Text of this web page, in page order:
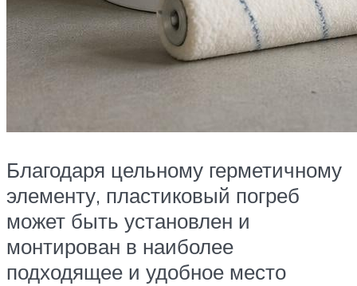
Благодаря цельному герметичному
элементу, пластиковый погреб
может быть установлен и
монтирован в наиболее
подходящее и удобное место